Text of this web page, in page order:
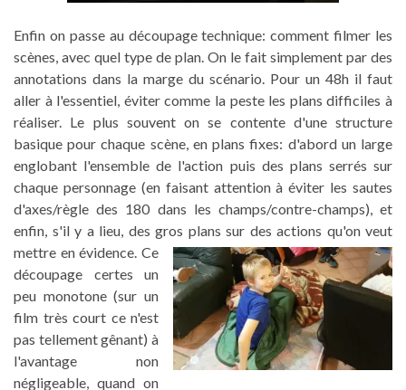
Enfin on passe au découpage technique: comment filmer les
scènes, avec quel type de plan. On le fait simplement par des
annotations dans la marge du scénario. Pour un 48h il faut
aller à l'essentiel, éviter comme la peste les plans difficiles à
réaliser. Le plus souvent on se contente d'une structure
basique pour chaque scène, en plans fixes: d'abord un large
englobant l'ensemble de l'action puis des plans serrés sur
chaque personnage (en faisant attention à éviter les sautes
d'axes/règle des 180 dans les champs/contre-champs), et
enfin, s'il y a lieu, des gros plans sur des actions qu'on veut
mettre en évidence. Ce
découpage certes un
peu monotone (sur un
film très court ce n'est
pas tellement gênant) à
l'avantage non
négligeable, quand on